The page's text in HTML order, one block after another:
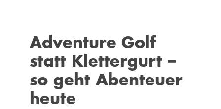
Adventure Golf
statt Klettergurt –
so geht Abenteuer
heute